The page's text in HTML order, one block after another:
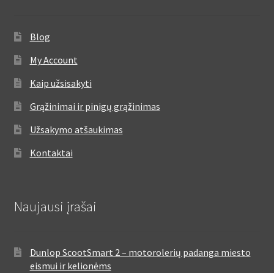
Blog
My Account
Kaip užsisakyti
Grąžinimai ir pinigų grąžinimas
Užsakymo atšaukimas
Kontaktai
Naujausi įrašai
Dunlop ScootSmart 2 – motorolerių padanga miesto
eismui ir kelionėms